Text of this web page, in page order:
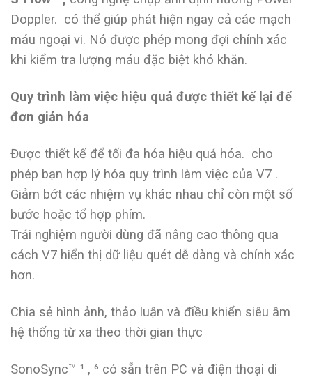
Doppler. có thể giúp phát hiện ngay cả các mạch
máu ngoại vi. Nó được phép mong đợi chính xác
khi kiểm tra lượng máu đặc biệt khó khăn.
Quy trình làm việc hiệu quả được thiết kế lại để
đơn giản hóa
Được thiết kế để tối đa hóa hiệu quả hóa. cho
phép bạn hợp lý hóa quy trình làm việc của V7 .
Giảm bớt các nhiệm vụ khác nhau chỉ còn một số
bước hoặc tổ hợp phím.
Trải nghiệm người dùng đã nâng cao thông qua
cách V7 hiển thị dữ liệu quét dễ dàng và chính xác
hơn.
Chia sẻ hình ảnh, thảo luận và điều khiển siêu âm
hệ thống từ xa theo thời gian thực
SonoSync™ ¹ , ⁶ có sẵn trên PC và điện thoại di